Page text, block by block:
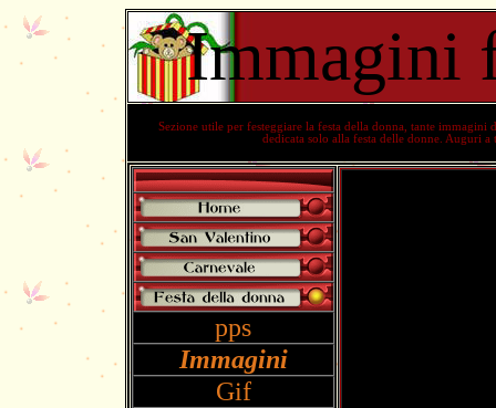
Immagini
Sezione utile per festeggiare la festa della donna , tante immagini
dedicata solo alla festa delle donne. Auguri a
pps
Immagini
Gif